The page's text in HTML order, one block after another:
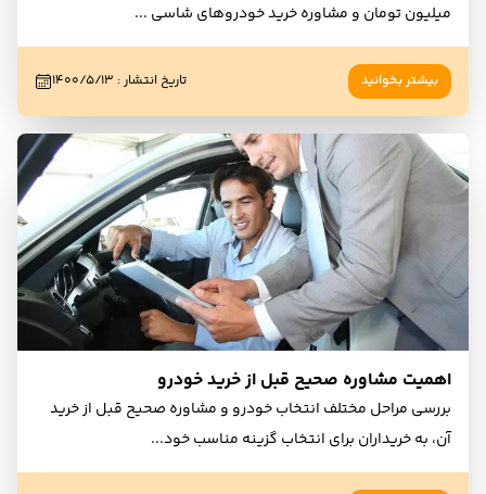
میلیون تومان و مشاوره خرید خودروهای شاسی ...
بیشتر بخوانید تاریخ انتشار: ۱۴۰۰/۵/۱۳
اهمیت مشاوره صحیح قبل از خرید خودرو
بررسی مراحل مختلف انتخاب خودرو و مشاوره صحیح قبل از خرید
آن، به خریداران برای انتخاب گزینه مناسب خود...